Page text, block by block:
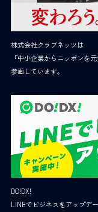
株式会社クラブネッツは
『中小企業からニッポンを
参画しています。
DO!DX!
LINEでビジネスをアップデ